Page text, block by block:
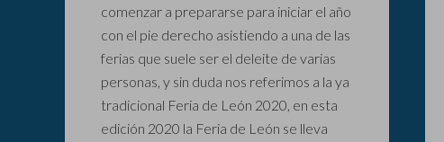
comenzar a prepararse para iniciar el año
con el pie derecho asistiendo a una de las
ferias que suele ser el deleite de varias
personas, y sin duda nos referimos a la ya
tradicional Feria de León 2020, en esta
edición 2020 la Feria de León se lleva